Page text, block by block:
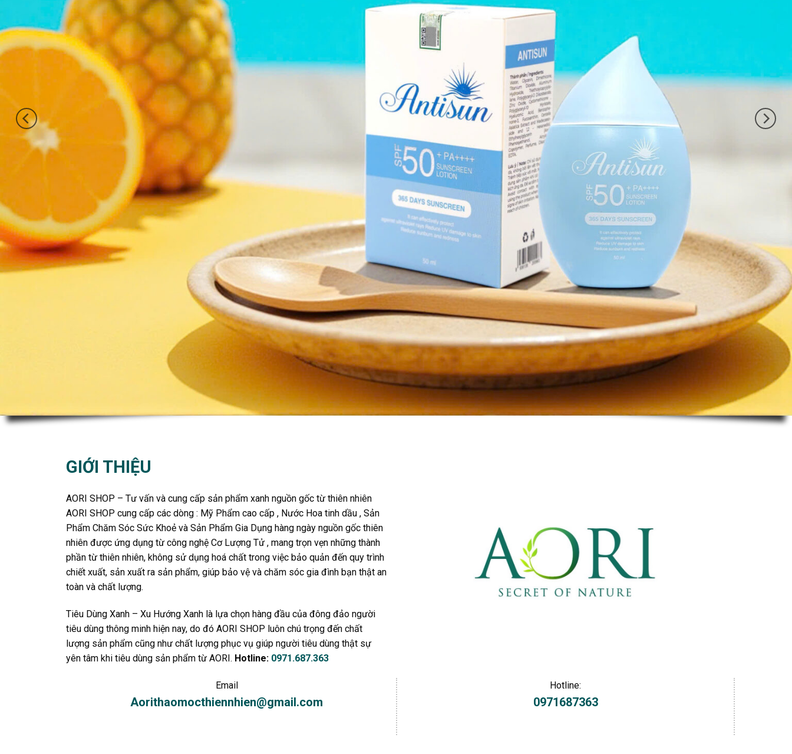
GIỚI THIỆU
AORI SHOP – Tư vấn và cung cấp sản phẩm xanh nguồn gốc từ thiên nhiên
AORI SHOP cung cấp các dòng : Mỹ Phẩm cao cấp , Nước Hoa tinh dầu , Sản
Phẩm Chăm Sóc Sức Khoẻ và Sản Phẩm Gia Dụng hàng ngày nguồn gốc thiên
nhiên được ứng dụng từ công nghệ Cơ Lượng Tử , mang trọn vẹn những thành
phần từ thiên nhiên, không sử dụng hoá chất trong việc bảo quản đến quy trình
chiết xuất, sản xuất ra sản phẩm, giúp bảo vệ và chăm sóc gia đình bạn thật an
toàn và chất lượng.
Tiêu Dùng Xanh – Xu Hướng Xanh là lựa chọn hàng đầu của đông đảo người
tiêu dùng thông minh hiện nay, do đó AORI SHOP luôn chú trọng đến chất
lượng sản phẩm cũng như chất lượng phục vụ giúp người tiêu dùng thật sự
yên tâm khi tiêu dùng sản phẩm từ AORI. Hotline: 0971.687.363
Email
Aorithaomocthiennhien@gmail.com
Hotline:
0971687363